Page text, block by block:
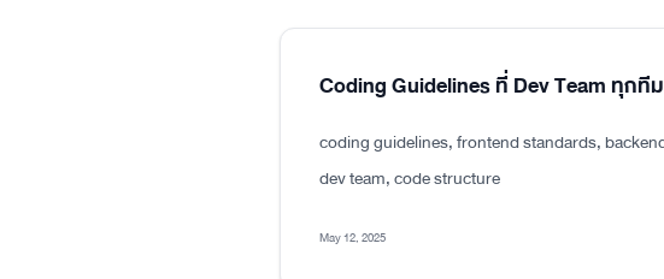
Coding Guidelines ที่ Dev Team ทุกที
coding guidelines, frontend standards,
dev team, code structure
May 12, 2025